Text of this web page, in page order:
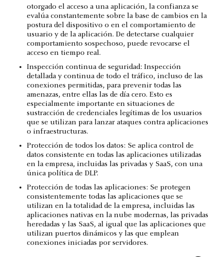
otorgado el acceso a una aplicación, la confianza se
evalúa constantemente sobre la base de cambios en la
postura del dispositivo o en el comportamiento de
usuario y de la aplicación. De detectarse cualquier
comportamiento sospechoso, puede revocarse el
acceso en tiempo real.
Inspección continua de seguridad: Inspección
detallada y continua de todo el tráfico, incluso de las
conexiones permitidas, para prevenir todas las
amenazas, entre ellas las de día cero. Esto es
especialmente importante en situaciones de
sustracción de credenciales legítimas de los usuarios
que se utilizan para lanzar ataques contra aplicaciones
o infraestructuras.
Protección de todos los datos: Se aplica control de
datos consistente en todas las aplicaciones utilizadas
en la empresa, incluidas las privadas y SaaS, con una
única política de DLP.
Protección de todas las aplicaciones: Se protegen
consistentemente todas las aplicaciones que se
utilizan en la totalidad de la empresa, incluidas las
aplicaciones nativas en la nube modernas, las privadas
heredadas y las SaaS, al igual que las aplicaciones que
utilizan puertos dinámicos y las que emplean
conexiones iniciadas por servidores.